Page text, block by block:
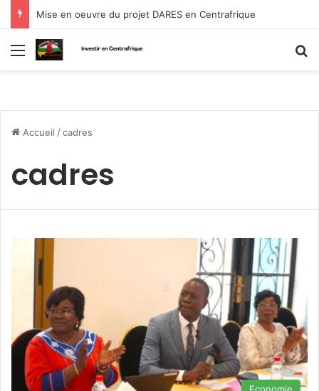
Mise en oeuvre du projet DARES en Centrafrique
Menu
Accueil /cadres
cadres
Economie